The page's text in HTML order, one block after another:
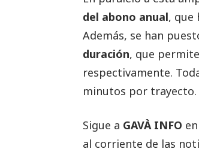
del abono anual, que
Además, se han
duración, que
respectivamente.
minutos por trayecto.
Sigue a GAVÀ INFO en
al corriente de las